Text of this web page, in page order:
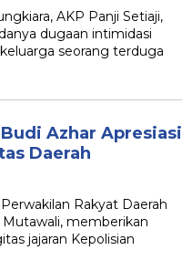
AKP Panji Setiaji,
dugaan intimidasi
seorang terduga
Azhar Apresiasi
Daerah
Rakyat Daerah
memberikan
jajaran Kepolisian